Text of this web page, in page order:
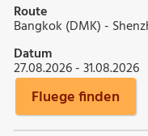
Route
Bangkok (DMK) -
Datum
27.08.2026 - 31.08.2026
Fluege finden